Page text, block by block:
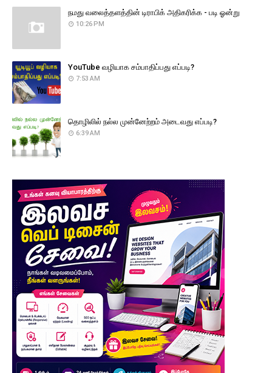
நமது வலைத்தளத்தின் டிராபிக் அதிகரிக்க - படி ஓன்று
10:26 PM
YouTube வழியாக சம்பாதிப்பது எப்படி?
7:53 AM
தொழிலில் நல்ல முன்னேற்றம் அடைவது எப்படி?
6:39 AM